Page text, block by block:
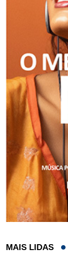
MAIS LIDAS